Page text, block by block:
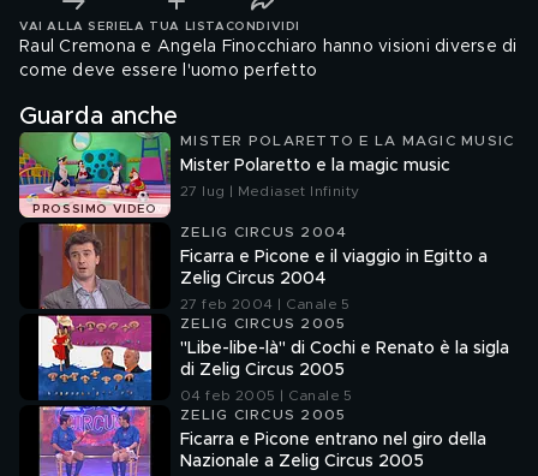
VAI ALLA SERIE LA TUA LISTA CONDIVIDI
Raul Cremona e Angela Finocchiaro hanno visioni diverse di
come deve essere l'uomo perfetto
Guarda anche
PROSSIMO VIDEO
MISTER POLARETTO E LA MAGIC MUSIC
Mister Polaretto e la magic music
27 lug | Mediaset Infinity
ZELIG CIRCUS 2004
Ficarra e Picone e il viaggio in Egitto a
Zelig Circus 2004
27 feb 2004 | Canale 5
ZELIG CIRCUS 2005
"Libe-libe-là" di Cochi e Renato è la sigla
di Zelig Circus 2005
04 feb 2005 | Canale 5
ZELIG CIRCUS 2005
Ficarra e Picone entrano nel giro della
Nazionale a Zelig Circus 2005